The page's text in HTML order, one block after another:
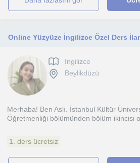
Online Yüzyüze İngilizce Özel Ders
Ingilizce
Beylikdüzü
Merhaba! Ben Aslı. İstanbul Kültür
Öğretmenliği bölümünden bölüm ikincisi
1. ders ücretsiz